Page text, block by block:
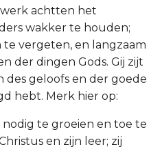
achtten het
wakker te houden;
vergeten, en langzaam
der dingen Gods. Gij zijt
des geloofs en der goede
hebt. Merk hier op:
nodig te groeien en toe te
en zijn leer; zij